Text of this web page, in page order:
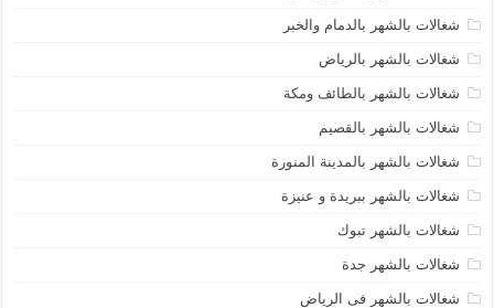
شغالات بالشهر بالدمام والخبر
شغالات بالشهر بالرياض
شغالات بالشهر بالطائف ومكة
شغالات بالشهر بالقصيم
شغالات بالشهر بالمدينة المنورة
شغالات بالشهر ببريدة و عنيزة
شغالات بالشهر تبوك
شغالات بالشهر جدة
شغالات بالشهر فى الرياض